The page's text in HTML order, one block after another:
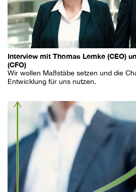
Interview mit Thomas Lemke (CEO)
(CFO)
Wir wollen Maßstäbe setzen und die
Entwicklung für uns nutzen.